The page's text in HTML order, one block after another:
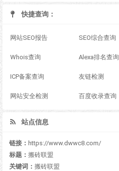
快捷查询：
网站SEO报告 SEO综合查询
Whois查询 Alexa排名查询
ICP备案查询 友链检测
网站安全检测 百度收录查询
站点信息
链接： https://www.dwwc8.com/
标题： 搬砖联盟
关键词： 搬砖联盟